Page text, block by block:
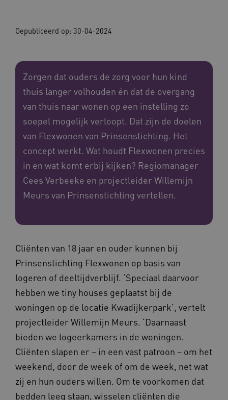
Gepubliceerd op: 30-04-2024
Zorgen dat ouders de zorg voor hun kind
thuis langer volhouden én dat de overgang
van thuis naar wonen op een instelling zo
soepel mogelijk verloopt. Dat zijn de doelen
van Flexwonen van Prinsenstichting. Het
concept werkt. Wat houdt Flexwonen precies
in en wat komt erbij kijken? Regiomanager
Cees Verbeeke en projectleider Willemijn
Meurs van Prinsenstichting vertellen.
Cliënten van 18 jaar en ouder kunnen bij
Prinsenstichting Flexwonen op basis van
logeren of deeltijdverblijf. ‘Speciaal daarvoor
hebben we tiny houses geplaatst bij de
woningen op de locatie Kwadijkerpark’, vertelt
projectleider Willemijn Meurs. ‘Daarnaast
bieden we logeerkamers in de woningen.
Cliënten slapen er – in een vast patroon – om het
weekend, door de week of om de week, net wat
zij en hun ouders willen. Om te voorkomen dat
bedden leeg staan, wisselen cliënten die